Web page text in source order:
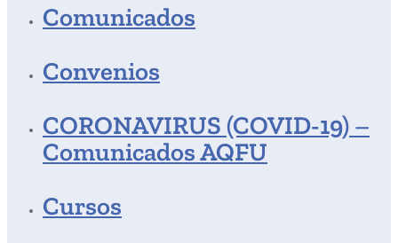
Comunicados
Convenios
CORONAVIRUS (COVID-19) –
Comunicados AQFU
Cursos